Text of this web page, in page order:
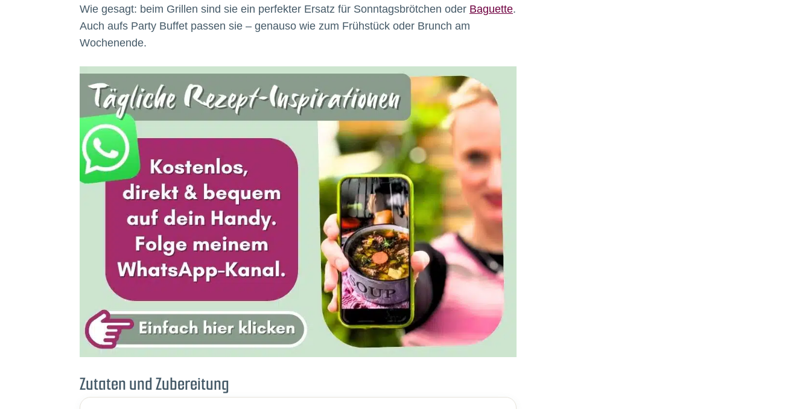
Wie gesagt: beim Grillen sind sie ein perfekter Ersatz für Sonntagsbrötchen oder Baguette.
Auch aufs Party Buffet passen sie – genauso wie zum Frühstück oder Brunch am
Wochenende.
Zutaten und Zubereitung